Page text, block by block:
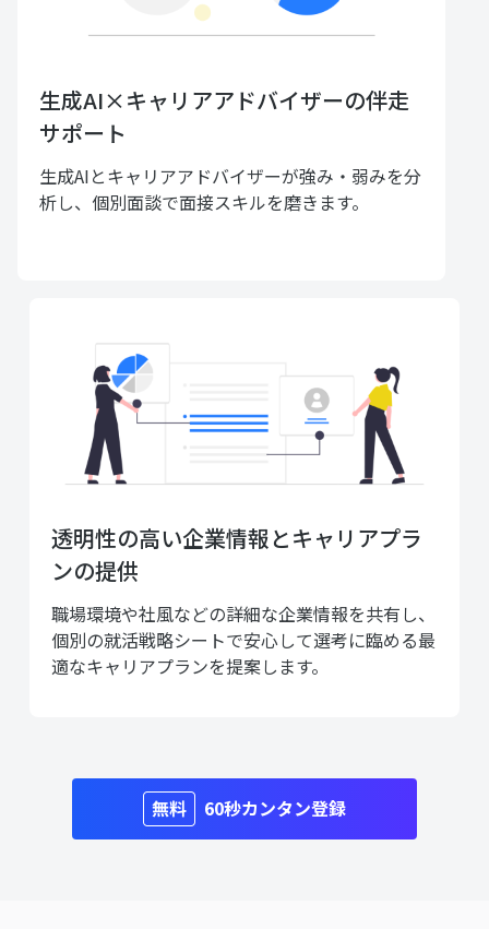
生成AI×キャリアアドバイザーの伴走
サポート
生成AIとキャリアアドバイザーが強み・弱みを分
析し、個別面談で面接スキルを磨きます。
透明性の高い企業情報とキャリアプラ
ンの提供
職場環境や社風などの詳細な企業情報を共有し、
個別の就活戦略シートで安心して選考に臨める最
適なキャリアプランを提案します。
60秒カンタン登録